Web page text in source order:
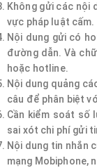
Không gửi các nội
vực pháp luật cấm.
Nội dung gửi có
đường dẫn. Và
hoặc hotline.
Nội dung quảng
câu để phân biệt
Cần kiểm soát số
sai xót chi phí gửi
Nội dung tin nhắn
mạng Mobiphone,